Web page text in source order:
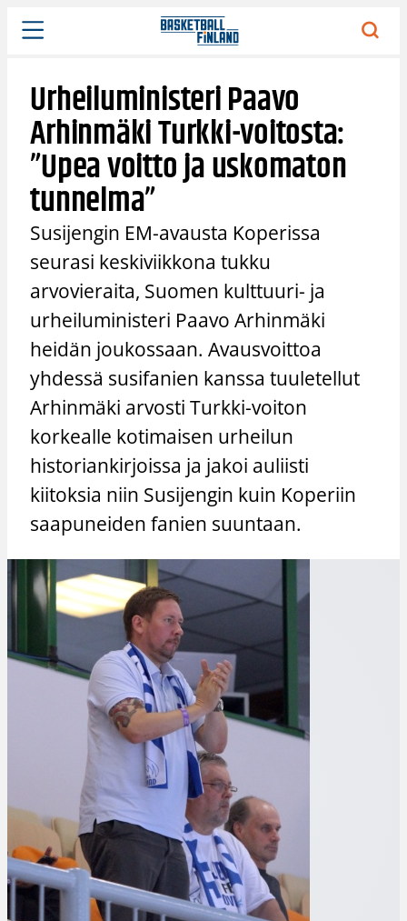
Siirry
sisältöön
Urheiluministeri Paavo
Arhinmäki Turkki-voitosta:
”Upea voitto ja uskomaton
tunnelma”
Susijengin EM-avausta Koperissa
seurasi keskiviikkona tukku
arvovieraita, Suomen kulttuuri- ja
urheiluministeri Paavo Arhinmäki
heidän joukossaan. Avausvoittoa
yhdessä susifanien kanssa tuuletellut
Arhinmäki arvosti Turkki-voiton
korkealle kotimaisen urheilun
historiankirjoissa ja jakoi auliisti
kiitoksia niin Susijengin kuin Koperiin
saapuneiden fanien suuntaan.